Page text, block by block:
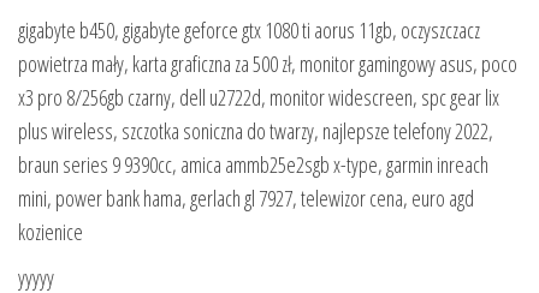
gigabyte b450, gigabyte geforce gtx 1080 ti aorus 11gb, oczyszczacz
powietrza mały, karta graficzna za 500 zł, monitor gamingowy asus, poco
x3 pro 8/256gb czarny, dell u2722d, monitor widescreen, spc gear lix
plus wireless, szczotka soniczna do twarzy, najlepsze telefony 2022,
braun series 9 9390cc, amica ammb25e2sgb x-type, garmin inreach
mini, power bank hama, gerlach gl 7927, telewizor cena, euro agd
kozienice
yyyyy